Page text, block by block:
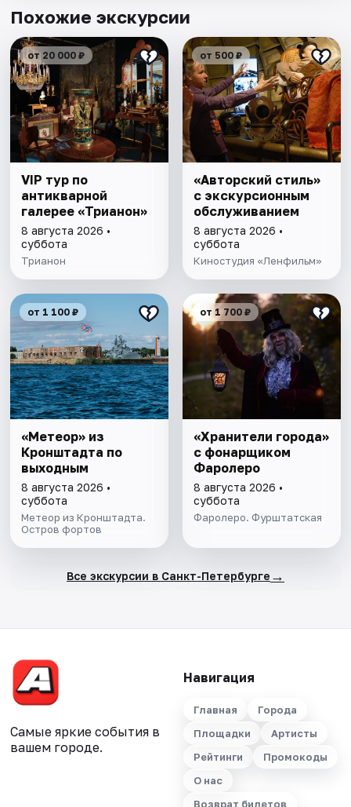
Похожие экскурсии
от 20 000 ₽
VIP тур по
антикварной
галерее «Трианон»
8 августа 2026 •
суббота
Трианон
от 500 ₽
«Авторский стиль»
с экскурсионным
обслуживанием
8 августа 2026 •
суббота
Киностудия «Ленфильм»
от 1 100 ₽
«Метеор» из
Кронштадта по
выходным
8 августа 2026 •
суббота
Метеор из Кронштадта.
Остров фортов
от 1 700 ₽
«Хранители города»
с фонарщиком
Фаролеро
8 августа 2026 •
суббота
Фаролеро. Фурштатская
Все экскурсии в Санкт-Петербурге →
Самые яркие события в
вашем городе.
Навигация
Главная
Города
Площадки
Артисты
Рейтинги
Промокоды
О нас
Возврат билетов